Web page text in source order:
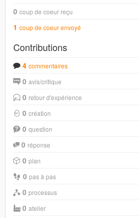
0 coup de coeur reçu
1 coup de coeur envoyé
Contributions
4 commentaires
0 avis/critique
0 retour d'expérience
0 création
0 question
0 réponse
0 plan
0 pas à pas
0 processus
0 atelier